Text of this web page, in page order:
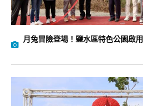
月兔冒險登場！鹽水區特色公園啟用